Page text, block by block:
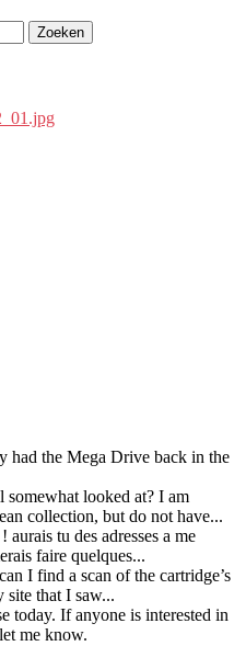
had the Mega Drive back in the
somewhat looked at? I am
collection, but do not have...
! aurais tu des adresses a me
faire quelques...
I find a scan of the cartridge’s
site that I saw...
today. If anyone is interested in
me know.